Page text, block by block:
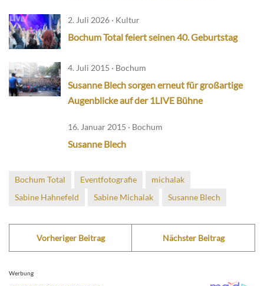
2. Juli 2026 · Kultur
Bochum Total feiert seinen 40. Geburtstag
4. Juli 2015 · Bochum
Susanne Blech sorgen erneut für großartige
Augenblicke auf der 1LIVE Bühne
16. Januar 2015 · Bochum
Susanne Blech
Bochum Total Eventfotografie
michalak
Sabine Hahnefeld
Sabine Michalak Susanne Blech
Vorheriger Beitrag Nächster Beitrag
Werbung